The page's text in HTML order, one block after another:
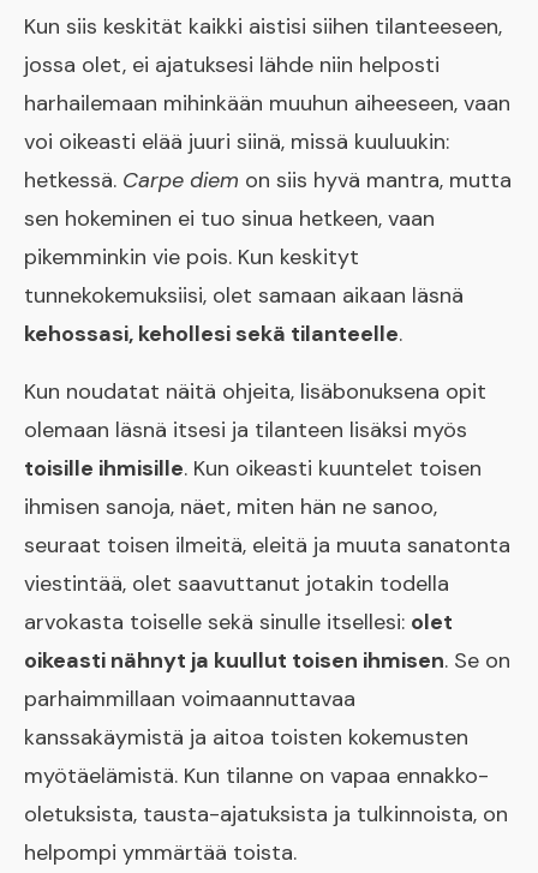
Kun siis keskität kaikki aistisi siihen tilanteeseen,
jossa olet, ei ajatuksesi lähde niin helposti
harhailemaan mihinkään muuhun aiheeseen, vaan
voi oikeasti elää juuri siinä, missä kuuluukin:
hetkessä. Carpe diem on siis hyvä mantra, mutta
sen hokeminen ei tuo sinua hetkeen, vaan
pikemminkin vie pois. Kun keskityt
tunnekokemuksiisi, olet samaan aikaan läsnä
kehossasi, kehollesi sekä tilanteelle.
Kun noudatat näitä ohjeita, lisäbonuksena opit
olemaan läsnä itsesi ja tilanteen lisäksi myös
toisille ihmisille. Kun oikeasti kuuntelet toisen
ihmisen sanoja, näet, miten hän ne sanoo,
seuraat toisen ilmeitä, eleitä ja muuta sanatonta
viestintää, olet saavuttanut jotakin todella
arvokasta toiselle sekä sinulle itsellesi: olet
oikeasti nähnyt ja kuullut toisen ihmisen. Se on
parhaimmillaan voimaannuttavaa
kanssakäymistä ja aitoa toisten kokemusten
myötäelämistä. Kun tilanne on vapaa ennakko-
oletuksista, tausta-ajatuksista ja tulkinnoista, on
helpompi ymmärtää toista.